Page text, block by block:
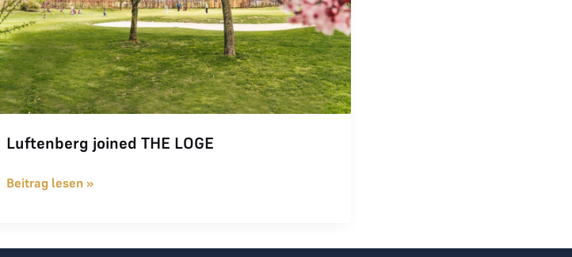
Luftenberg joined THE LOGE
Beitrag lesen »